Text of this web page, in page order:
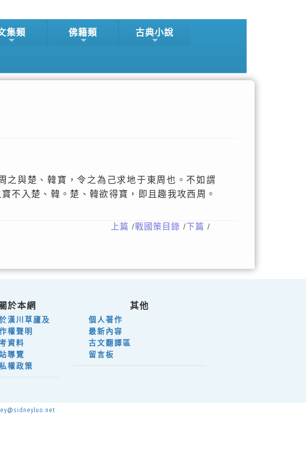
集類 佛籍類 古典小說
之與楚、韓寶，令之為己求地于東周也。不如謂
不入楚、韓。楚、韓欲得寶，即且趣我攻西周。
上篇 /戰國策目錄 / 下篇 /
於本網
漢川草廬及
權聲明
資料
導覽
權政策
其他
個人著作
最新內容
古文翻譯區
留言板